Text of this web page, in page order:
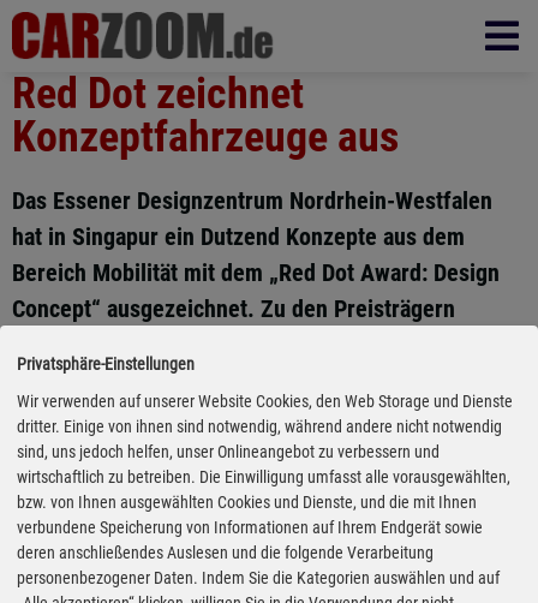
Red Dot zeichnet
Konzeptfahrzeuge aus
Das Essener Designzentrum Nordrhein-Westfalen
hat in Singapur ein Dutzend Konzepte aus dem
Bereich Mobilität mit dem „Red Dot Award: Design
Concept“ ausgezeichnet. Zu den Preisträgern
Centoventi, Schaefflers Elektro-Cargobike Bio-
Hybrid und das YNF-01 (Yamaha Next Field) von
Yamaha, ein etwas geländegängiger und robusterer
Einsitzer für Menschen mit
Mobilitätseinschränkung. Ausgezeichnet wurden
außerdem beispielsweise das Innenraumkonzept
XiM 20 von Yanfeng. (ampnet/jri)
Privatsphäre-Einstellungen
Wir verwenden auf unserer Website Cookies, den Web Storage und Dienste
dritter. Einige von ihnen sind notwendig, während andere nicht notwendig
sind, uns jedoch helfen, unser Onlineangebot zu verbessern und
wirtschaftlich zu betreiben. Die Einwilligung umfasst alle vorausgewählten,
bzw. von Ihnen ausgewählten Cookies und Dienste, und die mit Ihnen
verbundene Speicherung von Informationen auf Ihrem Endgerät sowie
deren anschließendes Auslesen und die folgende Verarbeitung
personenbezogener Daten. Indem Sie die Kategorien auswählen und auf